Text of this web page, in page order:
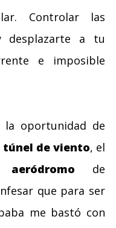
Controlar las
desplazarte a tu
e imposible
oportunidad de
túnel de viento, el
aeródromo de
que para ser
me bastó con